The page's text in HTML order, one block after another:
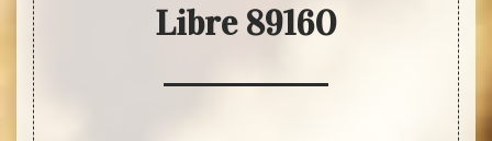
Libre 89160